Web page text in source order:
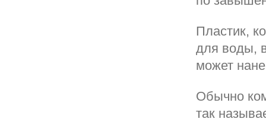
Пластик,
для воды,
может
Обычно
так